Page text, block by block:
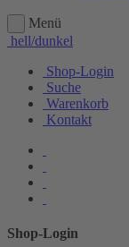
Menü
hell/dunkel
Shop-Login
Suche
Warenkorb
Kontakt
Shop-Login